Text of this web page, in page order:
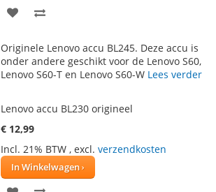
VOEG
AAN TE
Originele Lenovo accu BL245. Deze accu is
onder andere geschikt voor de Lenovo S60,
Lenovo S60-T en Lenovo S60-W Lees verder
Lenovo accu BL230 origineel
€ 12,99
Incl. 21% BTW , excl. verzendkosten
In Winkelwagen